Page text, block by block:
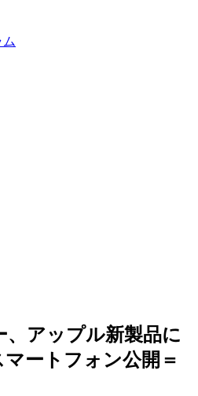
アップル新製品に
ートフォン公開＝